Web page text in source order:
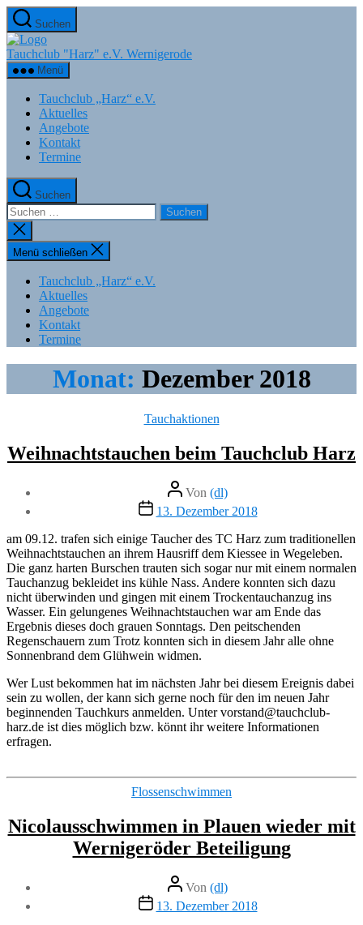
Zum
Inhalt
springen
Suchen
Tauchclub "Harz" e.V. Wernigerode
Menü
Tauchclub „Harz“ e.V.
Aktuelles
Angebote
Kontakt
Termine
Suchen
Suchen
nach:
Suche
schließen
Menü schließen
Tauchclub „Harz“ e.V.
Aktuelles
Angebote
Kontakt
Termine
Monat: Dezember 2018
Kategorien
Tauchaktionen
Weihnachtstauchen beim Tauchclub Harz
Beitragsautor
Von (dl)
Veröffentlichungsdatum
13. Dezember 2018
am 09.12. trafen sich einige Taucher des TC Harz zum traditionellen
Weihnachtstauchen an ihrem Hausriff dem Kiessee in Wegeleben.
Die ganz harten Burschen trauten sich sogar nur mit einem normalen
Tauchanzug bekleidet ins kühle Nass. Andere konnten sich dazu
nicht überwinden und gingen mit einem Trockentauchanzug ins
Wasser. Ein gelungenes Weihnachtstauchen war am Ende das
Ergebnis dieses doch grauen Sonntags. Den peitschenden
Regenschauern zum Trotz konnten sich in diesem Jahr alle ohne
Sonnenbrand dem Glühwein widmen.
Wer Lust bekommen hat im nächsten Jahr bei diesem Ereignis dabei
sein zu wollen, der kann sich gerne noch für den im neuen Jahr
beginnenden Tauchkurs anmelden. Unter vorstand@tauchclub-
harz.de ist dies möglich bzw. könnt ihr weitere Informationen
erfragen.
Kategorien
Flossenschwimmen
Nicolausschwimmen in Plauen wieder mit
Wernigeröder Beteiligung
Beitragsautor
Von (dl)
Veröffentlichungsdatum
13. Dezember 2018